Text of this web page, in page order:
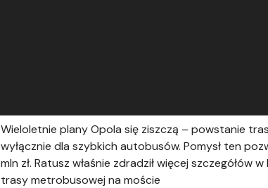
Wieloletnie plany Opola się ziszczą – powstanie
wyłącznie dla szybkich autobusów. Pomysł ten
mln zł. Ratusz właśnie zdradził więcej
trasy metrobusowej na moście